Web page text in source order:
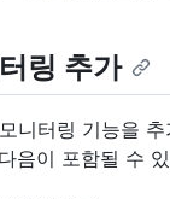
링 추가
니터링 기능을
음이 포함될 수